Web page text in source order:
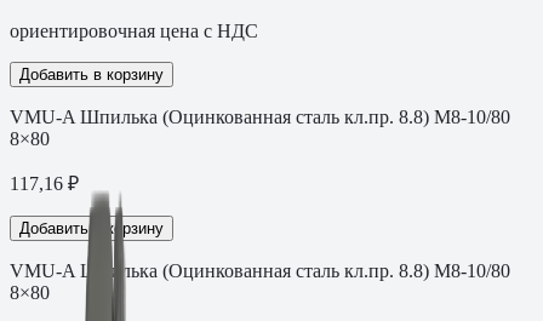
ориентировочная цена с НДС
Добавить в корзину
VMU-A Шпилька (Оцинкованная сталь кл.пр. 8.8) M8-10/80
8×80
117,16 ₽
Добавить в корзину
VMU-A Шпилька (Оцинкованная сталь кл.пр. 8.8) M8-10/80
8×80